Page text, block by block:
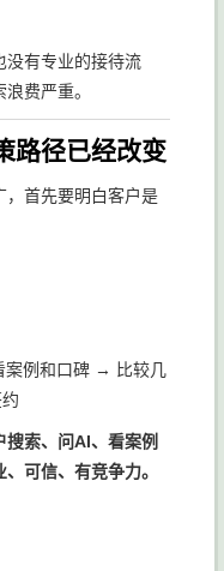
没有专业的接待流
费严重。
路径已经改变
，首先要明白客户是
例和口碑 → 比较几
搜索、问AI、看案例
可信、有竞争力。